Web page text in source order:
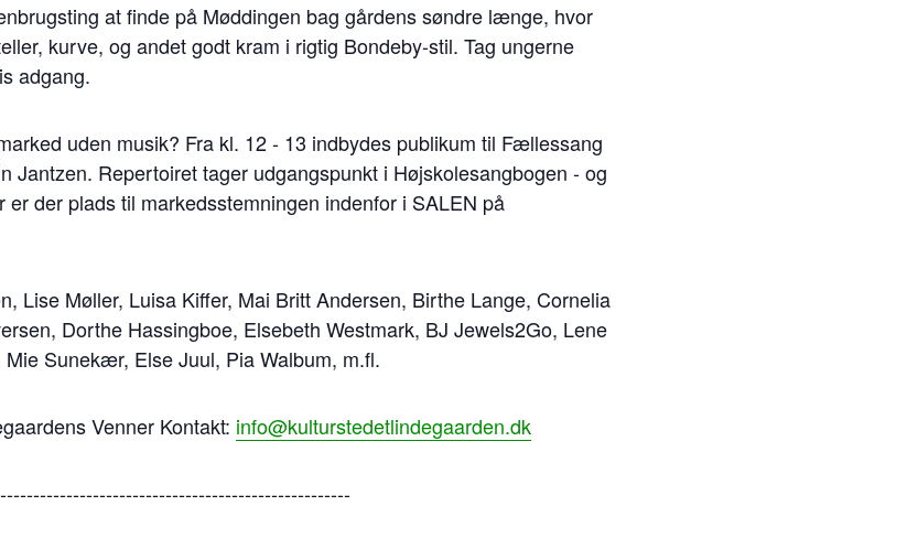
at finde på Møddingen bag gårdens søndre længe, hvor
kurve, og andet godt kram i rigtig Bondeby-stil. Tag ungerne
adgang.
uden musik? Fra kl. 12 - 13 indbydes publikum til Fællessang
Jantzen. Repertoiret tager udgangspunkt i Højskolesangbogen - og
der plads til markedsstemningen indenfor i SALEN på
Lise Møller, Luisa Kiffer, Mai Britt Andersen, Birthe Lange, Cornelia
Dorthe Hassingboe, Elsebeth Westmark, BJ Jewels2Go, Lene
Sunekær, Else Juul, Pia Walbum, m.fl.
Venner Kontakt: info@kulturstedetlindegaarden.dk